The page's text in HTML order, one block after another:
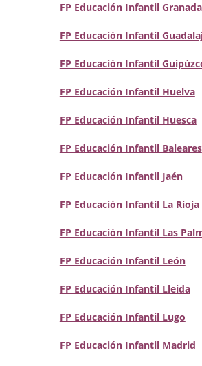
FP Educación Infantil Granada
FP Educación Infantil
FP Educación Infantil
FP Educación Infantil Huelva
FP Educación Infantil Huesca
FP Educación Infantil Baleares
FP Educación Infantil Jaén
FP Educación Infantil La Rioja
FP Educación Infantil Las
FP Educación Infantil León
FP Educación Infantil Lleida
FP Educación Infantil Lugo
FP Educación Infantil Madrid